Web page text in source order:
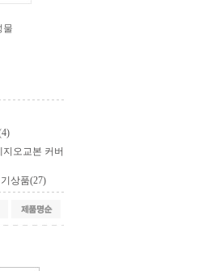
물
오교본 커버
상품(27)